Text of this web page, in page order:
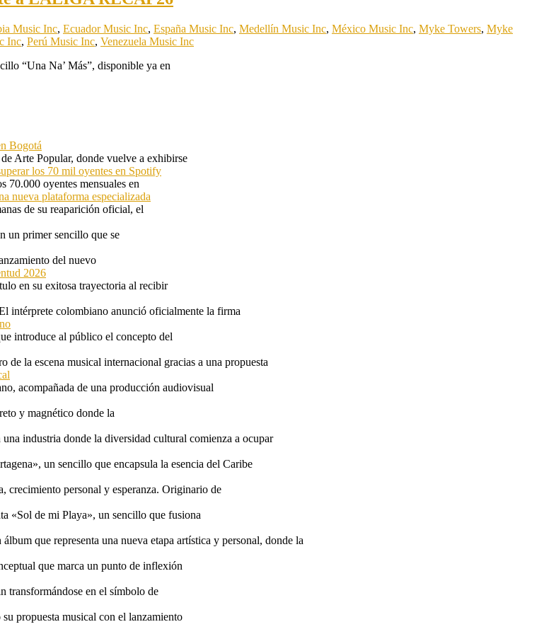
Music Inc, Ecuador Music Inc, España Music Inc, Medellín Music Inc, México Music Inc, Myke Towers, Myke
Inc, Perú Music Inc, Venezuela Music Inc
“Una Na’ Más”, disponible ya en
Bogotá
Arte Popular, donde vuelve a exhibirse
los 70 mil oyentes en Spotify
70.000 oyentes mensuales en
nueva plataforma especializada
de su reaparición oficial, el
un primer sencillo que se
del nuevo
2026
en su exitosa trayectoria al recibir
intérprete colombiano anunció oficialmente la firma
introduce al público el concepto del
la escena musical internacional gracias a una propuesta
acompañada de una producción audiovisual
y magnético donde la
industria donde la diversidad cultural comienza a ocupar
un sencillo que encapsula la esencia del Caribe
crecimiento personal y esperanza. Originario de
«Sol de mi Playa», un sencillo que fusiona
que representa una nueva etapa artística y personal, donde la
que marca un punto de inflexión
transformándose en el símbolo de
propuesta musical con el lanzamiento